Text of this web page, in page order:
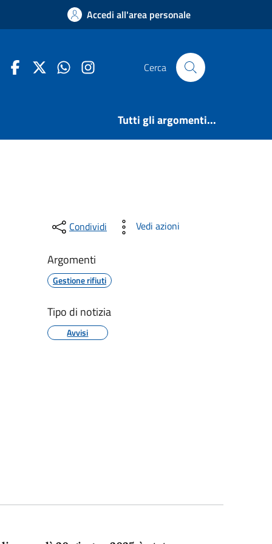
Accedi all'area personale
Facebook whatsappInstagram Cerca
Tutti gli argomenti...
Condividi Vedi azioni
Argomenti
Gestione rifiuti
Tipo di notizia
Avvisi